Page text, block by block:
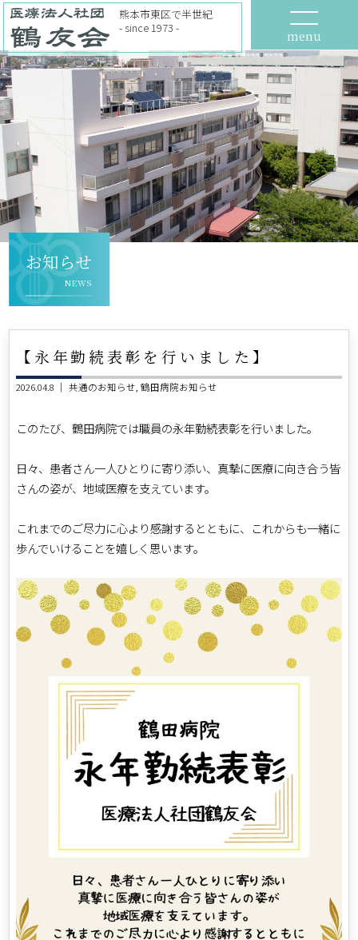
menu
熊本市東区で半世紀
- since 1973 -
お知らせ
NEWS
【永年勤続表彰を行いました】
2026.04.8 ｜共通のお知らせ 鶴田病院お知らせ
このたび、鶴田病院では職員の永年勤続表彰を行いました。
日々、患者さん一人ひとりに寄り添い、真摯に医療に向き合う皆
さんの姿が、地域医療を支えています。
これまでのご尽力に心より感謝するとともに、これからも一緒に
歩んでいけることを嬉しく思います。